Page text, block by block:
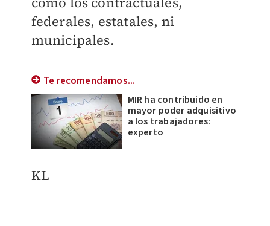
federales, estatales, ni
municipales.
Te recomendamos...
MIR ha contribuido en
mayor poder adquisitivo
a los trabajadores:
experto
KL